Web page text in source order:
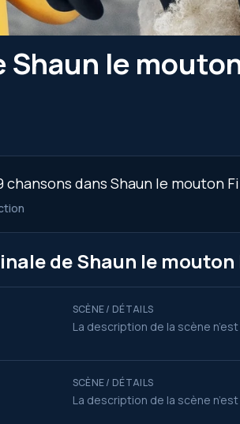
Shaun le
dans Shaun le mouton
de Shaun le mouton
SCÈNE / DÉTAILS
La description de la scène
SCÈNE / DÉTAILS
La description de la scène